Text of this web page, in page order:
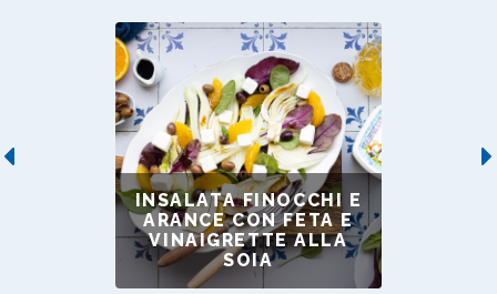
Previous
INSALATA FINOCCHI E
ARANCE CON FETA E
VINAIGRETTE ALLA
SOIA